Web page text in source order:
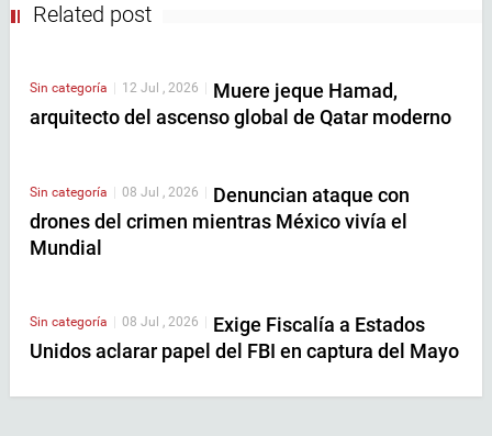
Related post
Sin categoría 12 Jul , 2026
Muere jeque Hamad,
arquitecto del ascenso global de Qatar moderno
Sin categoría | 08 Jul , 2026 | Denuncian ataque con
drones del crimen mientras México vivía el
Mundial
Sin categoría 08 Jul , 2026
Exige Fiscalía a Estados
Unidos aclarar papel del FBI en captura del Mayo